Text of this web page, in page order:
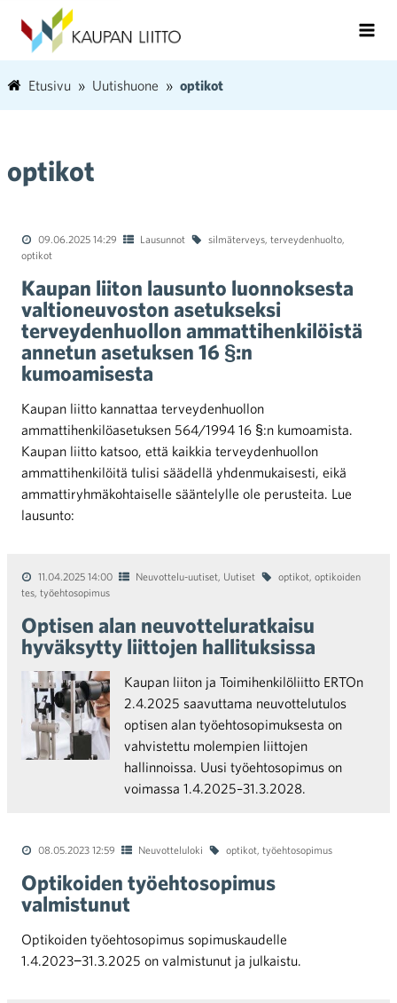
Etusivu Uutishuone optikot
optikot
09.06.2025 14:29 Lausunnot silmäterveys, terveydenhuolto,
optikot
Kaupan liiton lausunto luonnoksesta
valtioneuvoston asetukseksi
terveydenhuollon ammattihenkilöistä
annetun asetuksen 16 §:n
kumoamisesta
Kaupan liitto kannattaa terveydenhuollon
ammattihenkilöasetuksen 564/1994 16 §:n kumoamista.
Kaupan liitto katsoo, että kaikkia terveydenhuollon
ammattihenkilöitä tulisi säädellä yhdenmukaisesti, eikä
ammattiryhmäkohtaiselle sääntelylle ole perusteita. Lue
lausunto:
11.04.2025 14:00 Neuvottelu-uutiset, Uutiset optikot, optikoiden
tes, työehtosopimus
Optisen alan neuvotteluratkaisu
hyväksytty liittojen hallituksissa
Kaupan liiton ja Toimihenkilöliitto ERTOn
2.4.2025 saavuttama neuvottelutulos
optisen alan työehtosopimuksesta on
vahvistettu molempien liittojen
hallinnoissa. Uusi työehtosopimus on
voimassa 1.4.2025–31.3.2028.
08.05.2023 12:59 Neuvotteluloki optikot, työehtosopimus
Optikoiden työehtosopimus
valmistunut
Optikoiden työehtosopimus sopimuskaudelle
1.4.2023−31.3.2025 on valmistunut ja julkaistu.